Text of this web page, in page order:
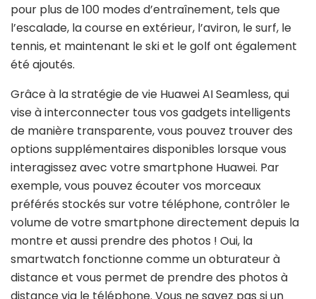
pour plus de 100 modes d’entraînement, tels que
l’escalade, la course en extérieur, l’aviron, le surf, le
tennis, et maintenant le ski et le golf ont également
été ajoutés.
Grâce à la stratégie de vie Huawei AI Seamless, qui
vise à interconnecter tous vos gadgets intelligents
de manière transparente, vous pouvez trouver des
options supplémentaires disponibles lorsque vous
interagissez avec votre smartphone Huawei. Par
exemple, vous pouvez écouter vos morceaux
préférés stockés sur votre téléphone, contrôler le
volume de votre smartphone directement depuis la
montre et aussi prendre des photos ! Oui, la
smartwatch fonctionne comme un obturateur à
distance et vous permet de prendre des photos à
distance via le téléphone. Vous ne savez pas si un